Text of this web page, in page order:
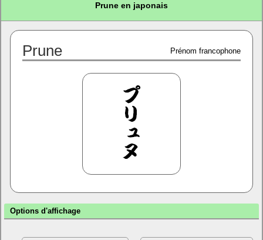
Prune en japonais
Prune Prénom francophone
Options d'affichage